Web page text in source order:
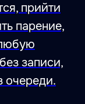
прийти
парение,
записи,
очереди.